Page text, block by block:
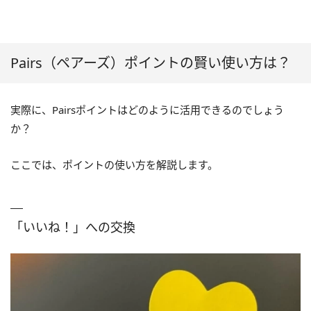
Pairs（ペアーズ）ポイントの賢い使い方は？
実際に、Pairsポイントはどのように活用できるのでしょう
か？
ここでは、ポイントの使い方を解説します。
「いいね！」への交換